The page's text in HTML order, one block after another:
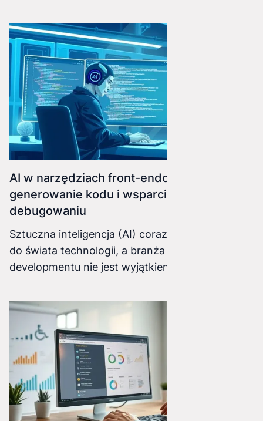
dopiero początek przygody. Tak właśnie jest w
przypadku Black Myth Wukong – gry akcji RPG
AI w narzędziach front-endowych -
generowanie kodu i wsparcie w
debugowaniu
Sztuczna inteligencja (AI) coraz śmielej wkracza
do świata technologii, a branża front-end
developmentu nie jest wyjątkiem. Nowoczesne
programistom nieocenioną pomoc,
automatyzując żmudne zadania, przyspieszając
proces tworzenia oraz ułatwiając debugowanie
kodu.